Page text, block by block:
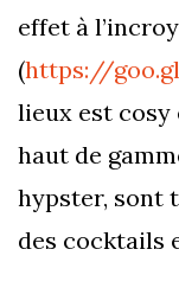
effet à
(https://
lieux est cosy
haut de
hypster, sont
des cocktails